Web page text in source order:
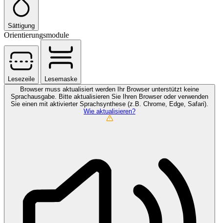
Sättigung
Orientierungsmodule
Lesezeile
Lesemaske
Browser muss aktualisiert werden
Ihr Browser unterstützt keine
Sprachausgabe. Bitte aktualisieren Sie Ihren Browser oder verwenden
Sie einen mit aktivierter Sprachsynthese (z.B. Chrome, Edge, Safari).
Wie aktualisieren?